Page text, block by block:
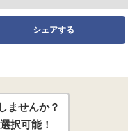
シェアする
ませんか？
択可能！